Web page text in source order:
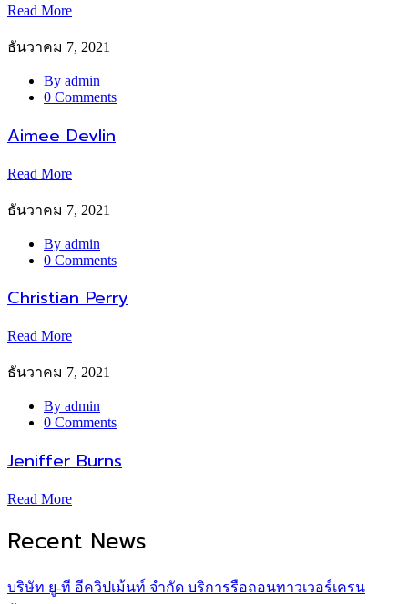
Read More
ธันวาคม 7, 2021
By admin
0 Comments
Aimee Devlin
Read More
ธันวาคม 7, 2021
By admin
0 Comments
Christian Perry
Read More
ธันวาคม 7, 2021
By admin
0 Comments
Jeniffer Burns
Read More
Recent News
บริษัท ยู-ที อีควิปเม้นท์ จำกัด บริการรือถอนทาวเวอร์เครน